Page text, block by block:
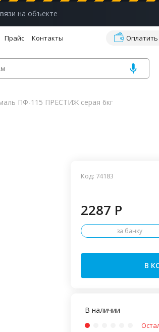
на объекте
Прайс Контакты Оплатить
ПФ-115 ПРЕСТИЖ серая 6кг
Код: 74183
2287 P
за банку
В
В наличии